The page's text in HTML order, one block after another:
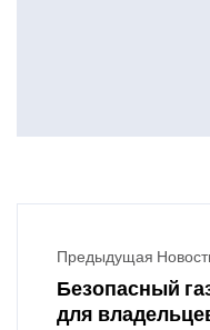
Предыдущая
Безопасный
для